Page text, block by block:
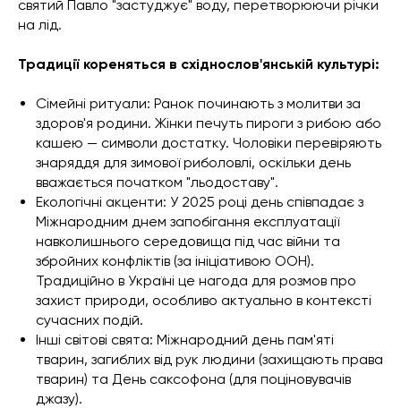
святий Павло "застуджує" воду, перетворюючи річки
на лід.
Традиції кореняться в східнослов'янській культурі:
Сімейні ритуали: Ранок починають з молитви за
здоров'я родини. Жінки печуть пироги з рибою або
кашею — символи достатку. Чоловіки перевіряють
знаряддя для зимової риболовлі, оскільки день
вважається початком "льодоставу".
Екологічні акценти: У 2025 році день співпадає з
Міжнародним днем запобігання експлуатації
навколишнього середовища під час війни та
збройних конфліктів (за ініціативою ООН).
Традиційно в Україні це нагода для розмов про
захист природи, особливо актуально в контексті
сучасних подій.
Інші світові свята: Міжнародний день пам'яті
тварин, загиблих від рук людини (захищають права
тварин) та День саксофона (для поціновувачів
джазу).